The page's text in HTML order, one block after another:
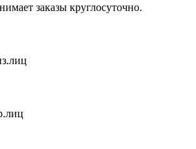
заказы круглосуточно.